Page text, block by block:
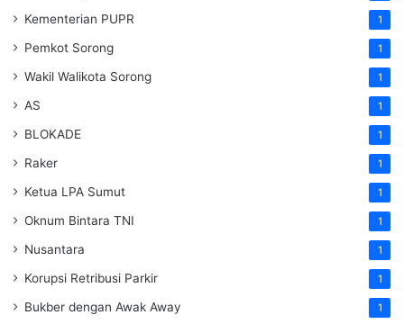
Kementerian PUPR 1
Pemkot Sorong 1
Wakil Walikota Sorong 1
AS 1
BLOKADE 1
Raker 1
Ketua LPA Sumut 1
Oknum Bintara TNI 1
Nusantara 1
Korupsi Retribusi Parkir 1
Bukber dengan Awak Away 1